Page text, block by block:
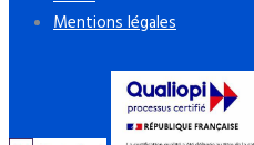
Mentions légales